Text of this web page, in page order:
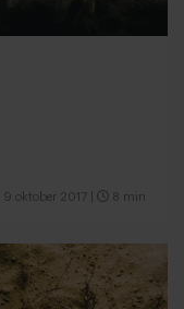
9 oktober 2017 8 min